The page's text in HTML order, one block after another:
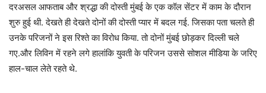
दरअसल आफताब और श्रद्धा की दोस्ती मुंबई के एक कॉल सेंटर में काम के दौरान
शुरु हुई थी. देखते ही देखते दोनों की दोस्ती प्यार में बदल गई. जिसका पता चलते ही
उनके परिजनों ने इस रिश्ते का विरोध किया. तो दोनों मुंबई छोड़कर दिल्ली चले
गए.और लिविन में रहने लगे हालांकि युवती के परिजन उससे सोशल मीडिया के जरिए
हाल-चाल लेते रहते थे.